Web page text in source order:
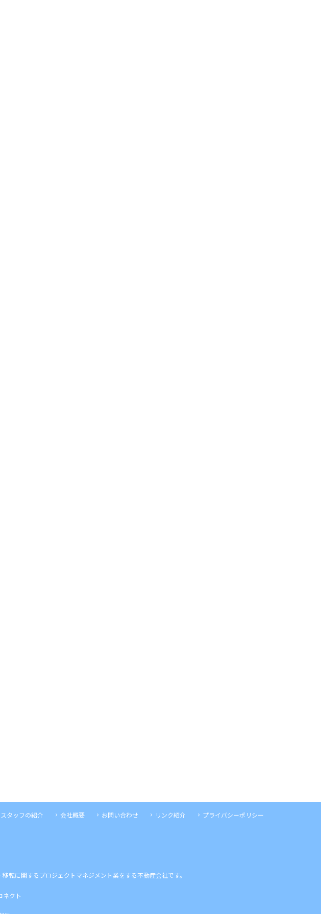
スタッフの紹介 会社概要 お問い合わせ リンク紹介
プライバシーポリシー
転に関するプロジェクトマネジメント業をする不動産会社です。
ネクト